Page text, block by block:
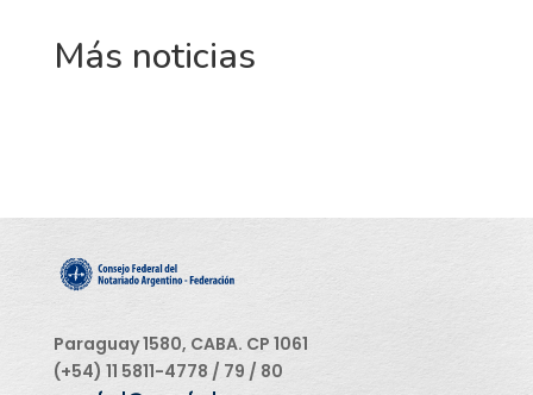
Más noticias
Paraguay 1580, CABA. CP 1061
(+54) 11 5811-4778 / 79 / 80